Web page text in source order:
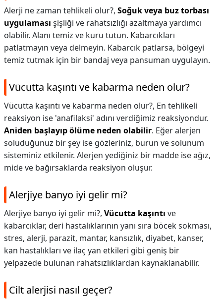
Alerji ne zaman tehlikeli olur?, Soğuk veya buz torbası
uygulaması şişliği ve rahatsızlığı azaltmaya yardımcı
olabilir. Alanı temiz ve kuru tutun. Kabarcıkları
patlatmayın veya delmeyin. Kabarcık patlarsa, bölgeyi
temiz tutmak için bir bandaj veya pansuman uygulayın.
Vücutta kaşıntı ve kabarma neden olur?
Vücutta kaşıntı ve kabarma neden olur?, En tehlikeli
reaksiyon ise 'anafilaksi' adını verdiğimiz reaksiyondur.
Aniden başlayıp ölüme neden olabilir. Eğer alerjen
soluduğunuz bir şey ise gözleriniz, burun ve solunum
sisteminiz etkilenir. Alerjen yediğiniz bir madde ise ağız,
mide ve bağırsaklarda reaksiyon oluşur.
Alerjiye banyo iyi gelir mi?
Alerjiye banyo iyi gelir mi?, Vücutta kaşıntı ve
kabarcıklar, deri hastalıklarının yanı sıra böcek sokması,
stres, alerji, parazit, mantar, kansızlık, diyabet, kanser,
kan hastalıkları ve ilaç yan etkileri gibi geniş bir
yelpazede bulunan rahatsızlıklardan kaynaklanabilir.
Cilt alerjisi nasıl geçer?